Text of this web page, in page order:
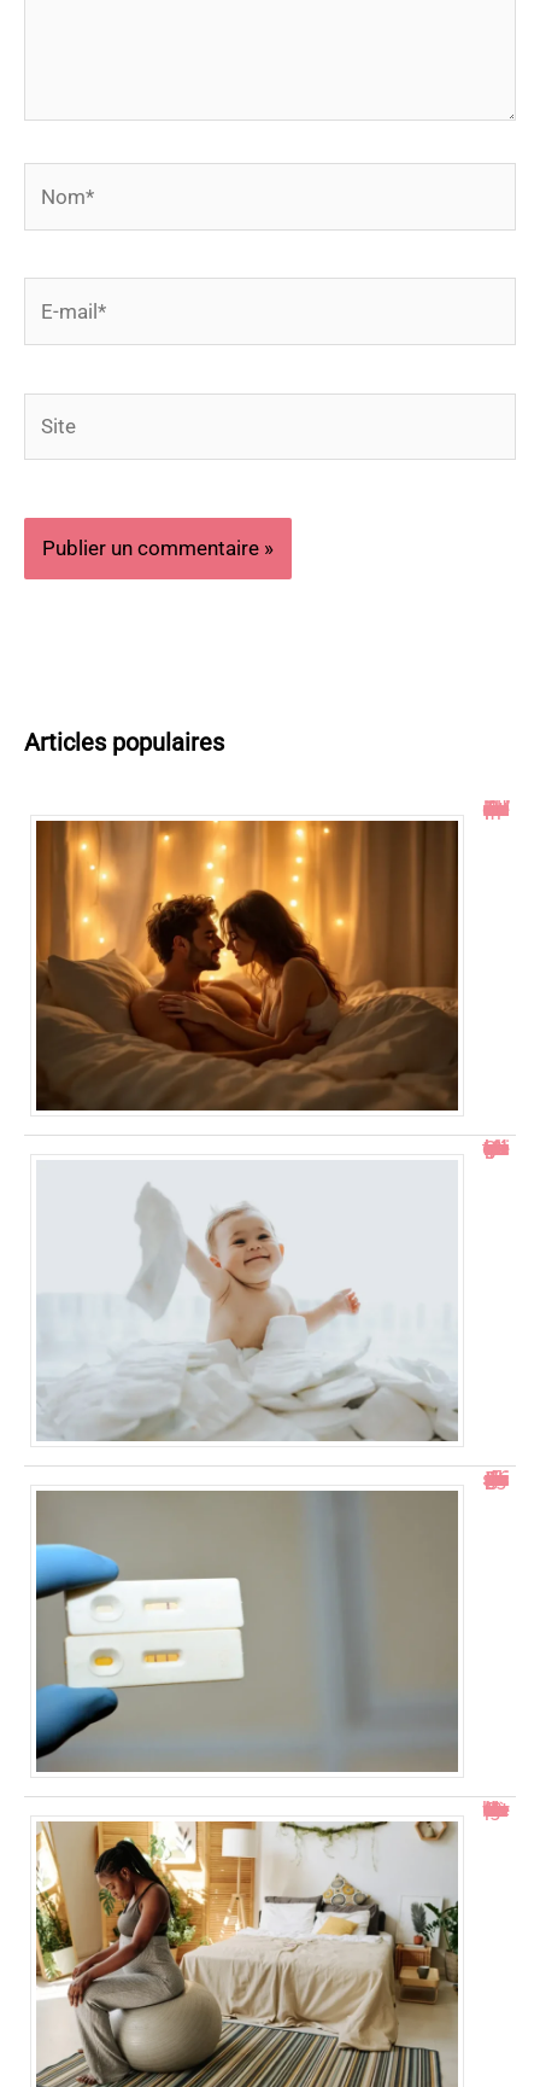
Articles populaires
Toucher le col de l’utérus pendant un rapport : ce qu’il faut savoir
Comment gérer un bébé qui se retourne pendant le change ?
Test de grossesse positif mais prise de sang négative : explications
Col ouvert à 1 doigt : accouchement dans combien de temps ?